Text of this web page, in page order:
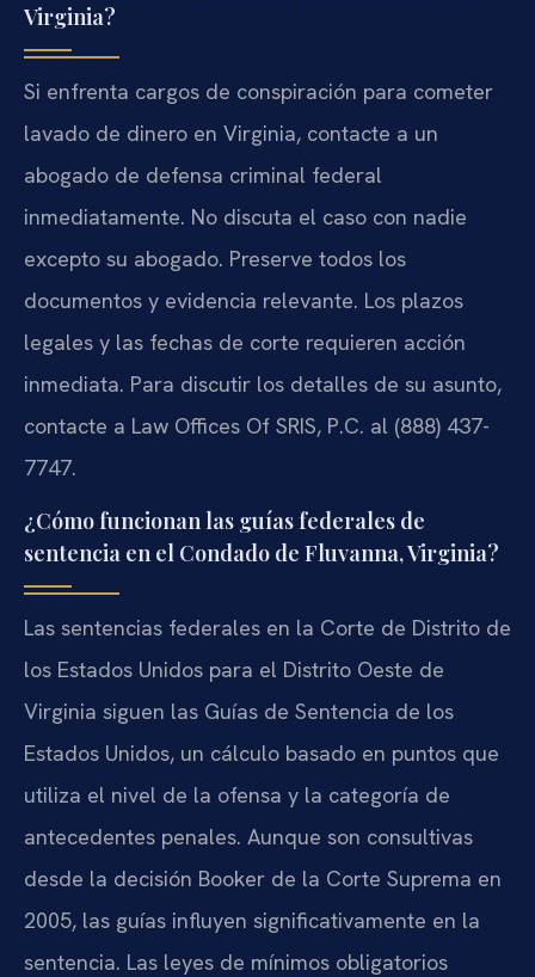
Virginia?
Si enfrenta cargos de conspiración para cometer
lavado de dinero en Virginia, contacte a un
abogado de defensa criminal federal
inmediatamente. No discuta el caso con nadie
excepto su abogado. Preserve todos los
documentos y evidencia relevante. Los plazos
legales y las fechas de corte requieren acción
inmediata. Para discutir los detalles de su asunto,
contacte a Law Offices Of SRIS, P.C. al (888) 437-
7747.
¿Cómo funcionan las guías federales de
sentencia en el Condado de Fluvanna, Virginia?
Las sentencias federales en la Corte de Distrito de
los Estados Unidos para el Distrito Oeste de
Virginia siguen las Guías de Sentencia de los
Estados Unidos, un cálculo basado en puntos que
utiliza el nivel de la ofensa y la categoría de
antecedentes penales. Aunque son consultivas
desde la decisión Booker de la Corte Suprema en
2005, las guías influyen significativamente en la
sentencia. Las leyes de mínimos obligatorios